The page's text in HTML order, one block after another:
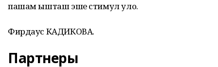
пашам ышташ эше стимул уло.
Фирдаус КАДИКОВА.
Партнеры